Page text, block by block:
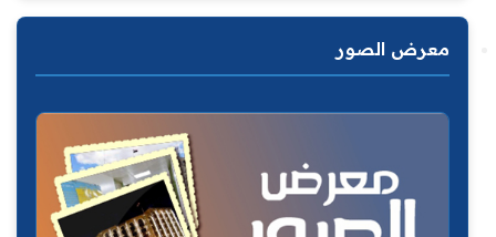
معرض الصور